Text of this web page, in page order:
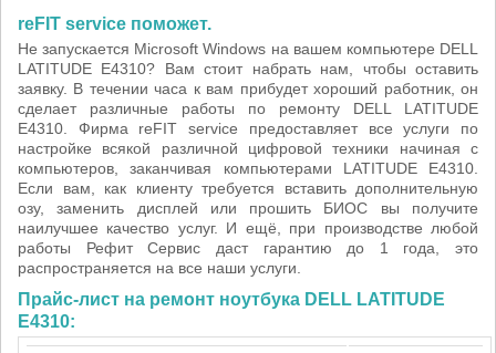
reFIT service поможет.
Не запускается Microsoft Windows на вашем компьютере DELL
LATITUDE E4310? Вам стоит набрать нам, чтобы оставить
заявку. В течении часа к вам прибудет хороший работник, он
сделает различные работы по ремонту DELL LATITUDE
E4310. Фирма reFIT service предоставляет все услуги по
настройке всякой различной цифровой техники начиная с
компьютеров, заканчивая компьютерами LATITUDE E4310.
Если вам, как клиенту требуется вставить дополнительную
озу, заменить дисплей или прошить БИОС вы получите
наилучшее качество услуг. И ещё, при производстве любой
работы Рефит Сервис даст гарантию до 1 года, это
распространяется на все наши услуги.
Прайс-лист на ремонт ноутбука DELL LATITUDE
E4310: